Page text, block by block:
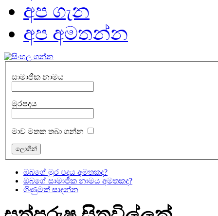
අප ගැන
අප අමතන්න
සාමාජික නාමය
මුරපදය
මාව මතක තබා ගන්න
ඔබගේ මුර පදය අමතකද?
ඔබගේ සාමාජික නාමය අමතකද?
ගිණුමක් සාදන්න